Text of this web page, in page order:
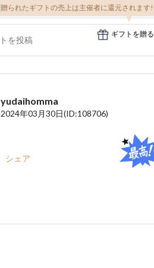
贈られたギフトの売上は主催者に還元されます!
ギフトを贈る
yudaihomma
2024年03月30日(ID:108706)
シェア